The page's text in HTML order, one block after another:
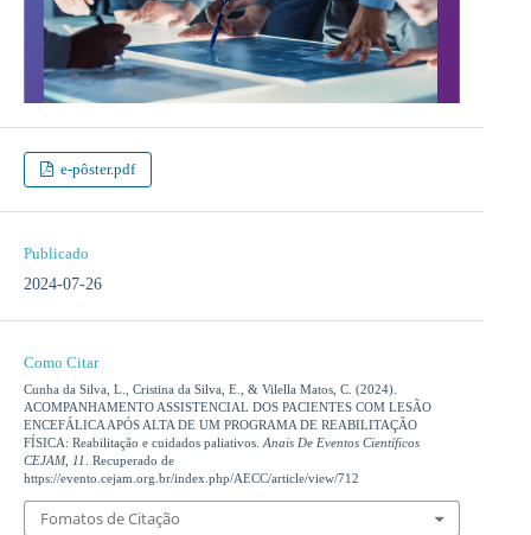
e-pôster.pdf
Publicado
2024-07-26
Como Citar
Cunha da Silva, L., Cristina da Silva, E., & Vilella Matos, C. (2024).
ACOMPANHAMENTO ASSISTENCIAL DOS PACIENTES COM LESÃO
ENCEFÁLICA APÓS ALTA DE UM PROGRAMA DE REABILITAÇÃO
FÍSICA: Reabilitação e cuidados paliativos. Anais De Eventos Científicos
CEJAM, 11
. Recuperado de
https://evento.cejam.org.br/index.php/AECC/article/view/712
Fomatos de Citação